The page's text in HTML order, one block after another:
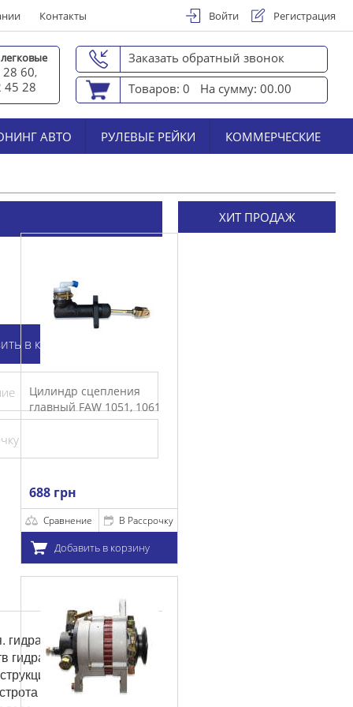
Контакты Войти Регистрация
28 60,
45 28
Заказать обратный звонок
Товаров: 0
На сумму: 00.00
АВТО РУЛЕВЫЕ РЕЙКИ КОММЕРЧЕСКИЕ
в корзину
гидравлическая
гидравлической
оносительно
управления, это
ХИТ ПРОДАЖ
сцепления
FAW 1051, 1061
грн
Сравнение В Рассрочку
Добавить в корзину